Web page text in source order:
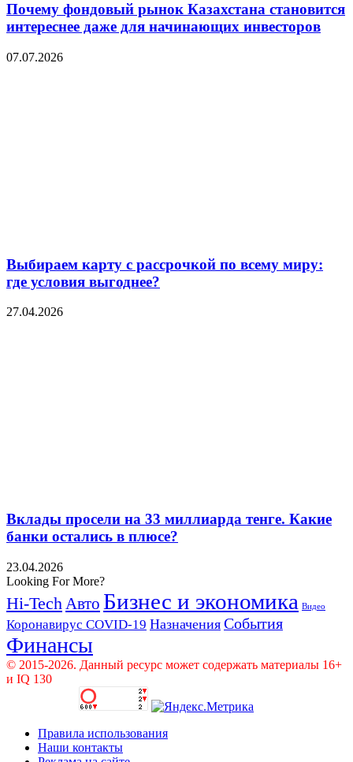
Почему фондовый рынок Казахстана становится
интереснее даже для начинающих инвесторов
07.07.2026
Выбираем карту с рассрочкой по всему миру:
где условия выгоднее?
27.04.2026
Вклады просели на 33 миллиарда тенге. Какие
банки остались в плюсе?
23.04.2026
Looking For More?
Hi-Tech Авто Бизнес и экономика Видео
Коронавирус COVID-19 Назначения События
Финансы
© 2015-2026. Данный ресурс может содержать материалы 16+
и IQ 130
Правила использования
Наши контакты